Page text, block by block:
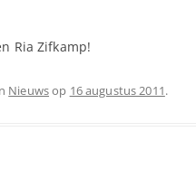
Ria Zifkamp!
Nieuwsop 16 augustus 2011.